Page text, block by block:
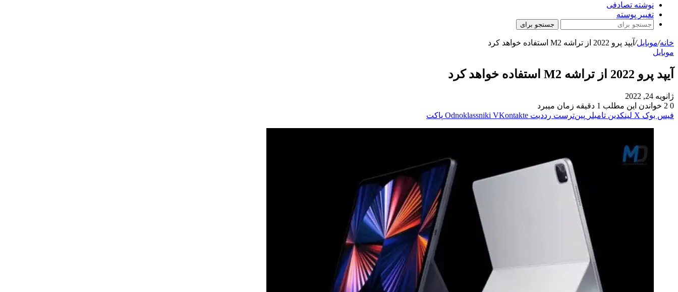
نوشته تصادفی
تغییر پوسته
جستجو برای
خانه/موبایل/ آیپد پرو 2022 از تراشه M2 استفاده خواهد کرد
موبایل
آیپد پرو 2022 از تراشه M2 استفاده خواهد کرد
ژانویه 24, 2022
0
خواندن این مطلب 1 دقیقه زمان میبرد
فیس بوک X لینکدین ‫تامبلر ‫پین‌ترست ‫رددیت ‫VKontakte
‫Odnoklassniki پاکت